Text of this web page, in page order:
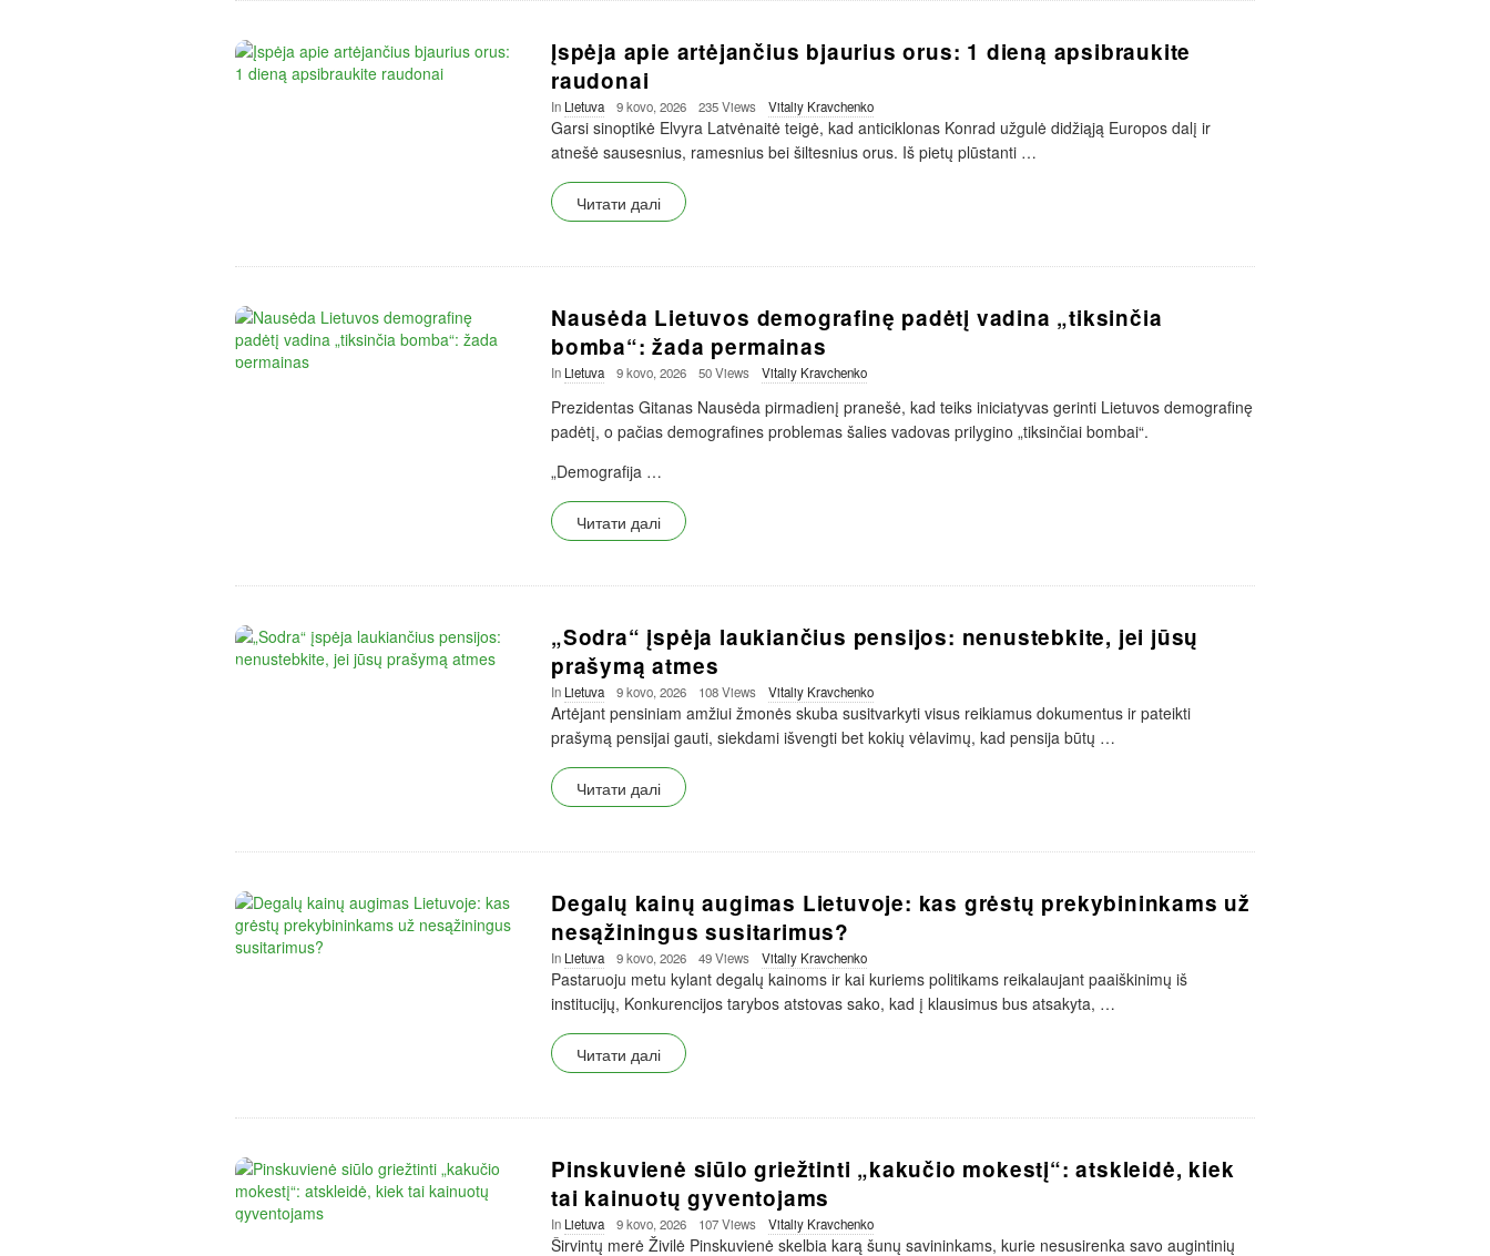
Įspėja apie artėjančius bjaurius orus: 1 dieną apsibraukite
raudonai
In Lietuva 9 kovo, 2026 235 Views Vitaliy Kravchenko
Garsi sinoptikė Elvyra Latvėnaitė teigė, kad anticiklonas Konrad užgulė didžiąją Europos dalį ir
atnešė sausesnius, ramesnius bei šiltesnius orus. Iš pietų plūstanti …
Читати далі
Nausėda Lietuvos demografinę padėtį vadina „tiksinčia
bomba“: žada permainas
In Lietuva 9 kovo, 2026 50 Views Vitaliy Kravchenko
Prezidentas Gitanas Nausėda pirmadienį pranešė, kad teiks iniciatyvas gerinti Lietuvos demografinę
padėtį, o pačias demografines problemas šalies vadovas prilygino „tiksinčiai bombai“.
„Demografija …
Читати далі
„Sodra“ įspėja laukiančius pensijos: nenustebkite, jei jūsų
prašymą atmes
In Lietuva 9 kovo, 2026 108 Views Vitaliy Kravchenko
Artėjant pensiniam amžiui žmonės skuba susitvarkyti visus reikiamus dokumentus ir pateikti
prašymą pensijai gauti, siekdami išvengti bet kokių vėlavimų, kad pensija būtų …
Читати далі
Degalų kainų augimas Lietuvoje: kas grėstų prekybininkams už
nesąžiningus susitarimus?
In Lietuva 9 kovo, 2026 49 Views Vitaliy Kravchenko
Pastaruoju metu kylant degalų kainoms ir kai kuriems politikams reikalaujant paaiškinimų iš
institucijų, Konkurencijos tarybos atstovas sako, kad į klausimus bus atsakyta, …
Читати далі
Pinskuvienė siūlo griežtinti „kakučio mokestį“: atskleidė, kiek
tai kainuotų gyventojams
In Lietuva 9 kovo, 2026 107 Views Vitaliy Kravchenko
Širvintų merė Živilė Pinskuvienė skelbia karą šunų savininkams, kurie nesusirenka savo augintinių